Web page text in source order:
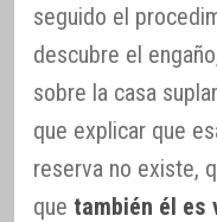
seguido el
descubre el
sobre la casa
que explicar que
reserva no existe,
que también él es